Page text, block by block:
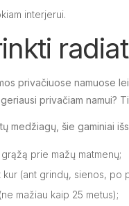
interjerui.
privačiuose namuose
privačiam namui?
medžiagų, šie gaminiai
prie mažų matmenų;
(ant grindų, sienos, po
mažiau kaip 25 metus);